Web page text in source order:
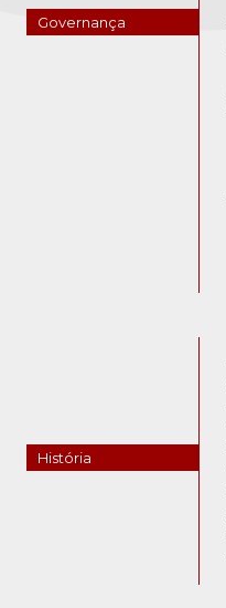
Governança
História